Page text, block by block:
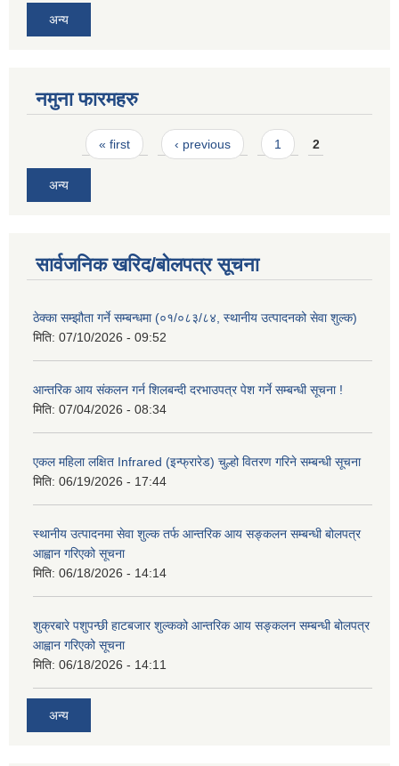
अन्य
नमुना फारमहरु
Pages« first ‹ previous 1 2
अन्य
सार्वजनिक खरिद/बोलपत्र सूचना
ठेक्का सम्झौता गर्ने सम्बन्धमा (०१/०८३/८४, स्थानीय उत्पादनको सेवा शुल्क)
मिति: 07/10/2026 - 09:52
आन्तरिक आय संकलन गर्न शिलबन्दी दरभाउपत्र पेश गर्ने सम्बन्धी सूचना !
मिति: 07/04/2026 - 08:34
एकल महिला लक्षित Infrared (इन्फ्रारेड) चुल्हो वितरण गरिने सम्बन्धी सूचना
मिति: 06/19/2026 - 17:44
स्थानीय उत्पादनमा सेवा शुल्क तर्फ आन्तरिक आय सङ्कलन सम्बन्धी बोलपत्र
आह्वान गरिएको सूचना
मिति: 06/18/2026 - 14:14
शुक्रबारे पशुपन्छी हाटबजार शुल्कको आन्तरिक आय सङ्कलन सम्बन्धी बोलपत्र
आह्वान गरिएको सूचना
मिति: 06/18/2026 - 14:11
अन्य